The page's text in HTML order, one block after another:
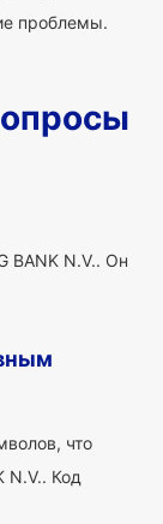
проблемы.
BANK N.V.. Он
что
N.V.. Код